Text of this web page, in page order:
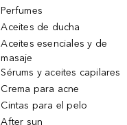
Perfumes
Aceites de ducha
Aceites esenciales y de
masaje
Sérums y aceites capilares
Crema para acne
Cintas para el pelo
After sun